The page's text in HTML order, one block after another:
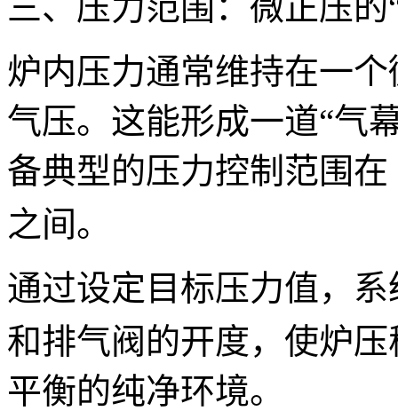
炉内压力通常维持在一
气压。这能形成一道“气
备典型的压力控制范围在
之间。
通过设定目标压力值，
和排气阀的开度，使炉
平衡的纯净环境。